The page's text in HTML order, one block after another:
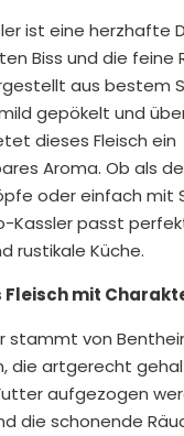
ist eine herzhafte
Biss und die feine
aus bestem
gepökelt und
dieses Fleisch ein
Aroma. Ob als
oder einfach mit
Kassler passt
rustikale Küche.
Fleisch mit
stammt von
die artgerecht
aufgezogen
die schonende